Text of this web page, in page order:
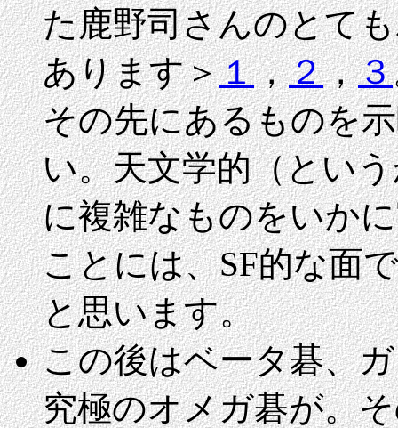
た鹿野司さんのとて
あります＞１，２，３
その先にあるものを
い。天文学的（とい
に複雑なものをいか
ことには、SF的な面
と思います。
この後はベータ碁、
究極のオメガ碁が。